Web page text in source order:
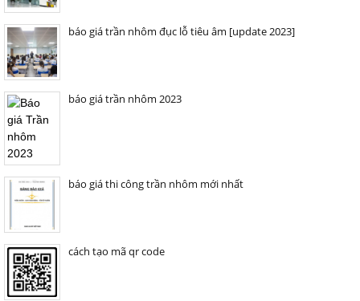
báo giá trần nhôm đục lỗ tiêu âm [update 2023]
báo giá trần nhôm 2023
báo giá thi công trần nhôm mới nhất
cách tạo mã qr code